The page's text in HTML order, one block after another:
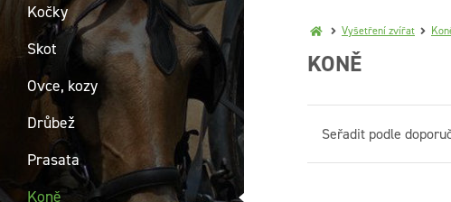
Vyšetření zvířat
KONĚ
Seřadit podle
Kočky
Skot
Ovce, kozy
Drůbež
Prasata
Koně